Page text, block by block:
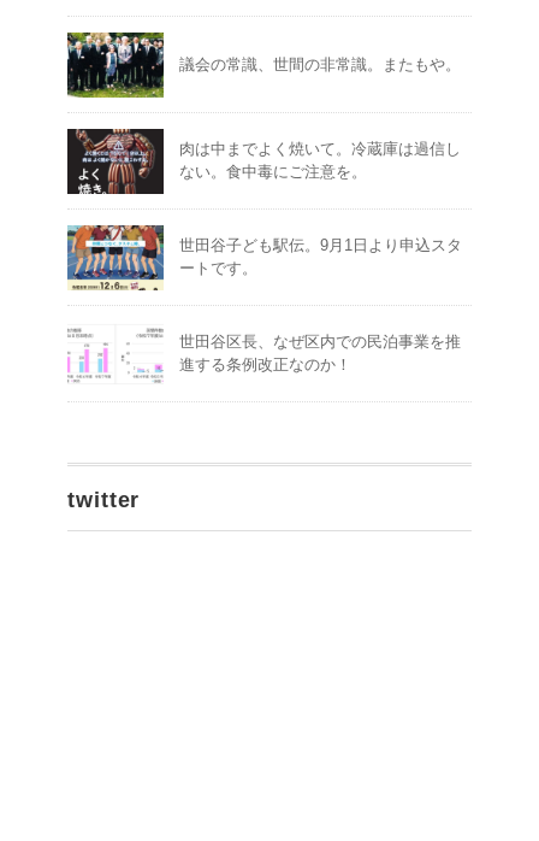
議会の常識、世間の非常識。またもや。
肉は中までよく焼いて。冷蔵庫は過信し
ない。食中毒にご注意を。
世田谷子ども駅伝。9月1日より申込スタ
ートです。
世田谷区長、なぜ区内での民泊事業を推
進する条例改正なのか！
twitter